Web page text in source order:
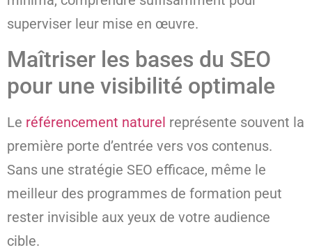
superviser leur mise en œuvre.
Maîtriser les bases du SEO
pour une visibilité optimale
Le référencement naturel représente souvent la
première porte d’entrée vers vos contenus.
Sans une stratégie SEO efficace, même le
meilleur des programmes de formation peut
rester invisible aux yeux de votre audience
cible.